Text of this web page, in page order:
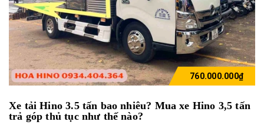
760.000.000₫
Xe tải Hino 3.5 tấn bao nhiêu? Mua xe Hino 3,5 tấn
trả góp thủ tục như thế nào?